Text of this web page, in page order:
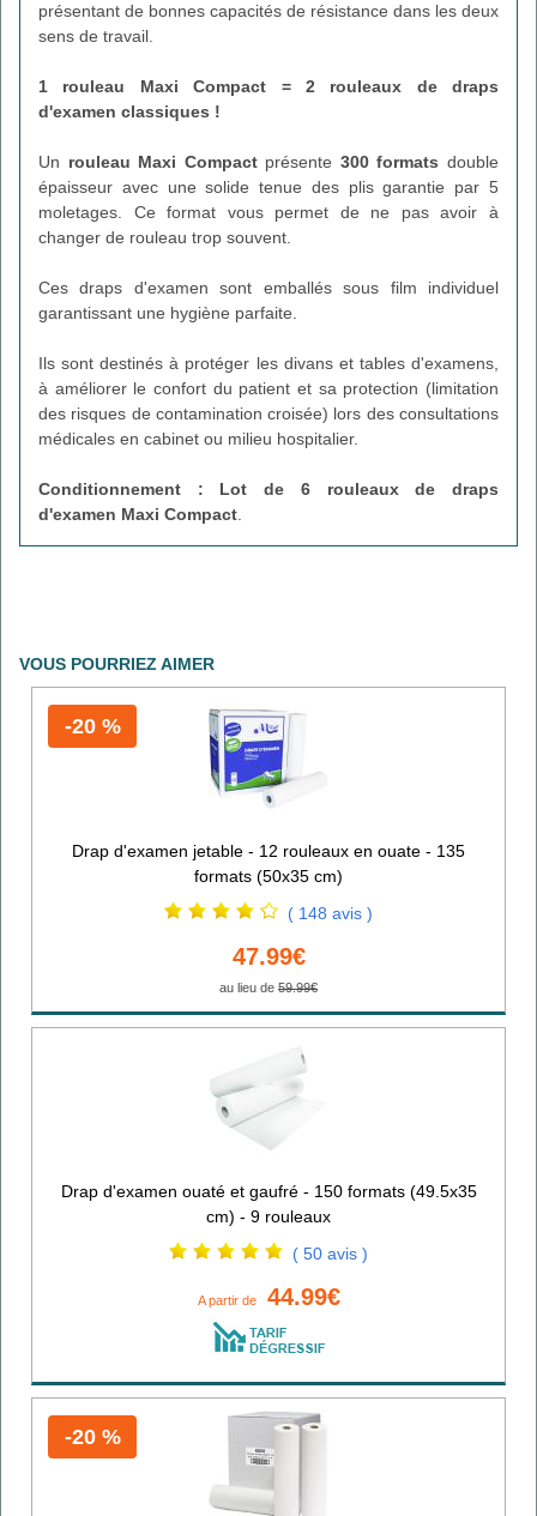
présentant de bonnes capacités de résistance dans les deux
sens de travail.
1 rouleau Maxi Compact = 2 rouleaux de draps
d'examen classiques !
Un rouleau Maxi Compactprésente 300 formats double
épaisseur avec une solide tenue des plis garantie par 5
moletages. Ce format vous permet de ne pas avoir à
changer de rouleau trop souvent.
Ces draps d'examen sont emballés sous film individuel
garantissant une hygiène parfaite.
Ils sont destinés à protéger les divans et tables d'examens,
à améliorer le confort du patient et sa protection (limitation
des risques de contamination croisée) lors des consultations
médicales en cabinet ou milieu hospitalier.
Conditionnement : Lot de 6
rouleaux de draps
d'examen Maxi Compact.
VOUS POURRIEZ AIMER
-20 %
Drap d'examen jetable - 12 rouleaux en ouate - 135
formats (50x35 cm)
( 148 avis )
47.99€
au lieu de 59.99€
Drap d'examen ouaté et gaufré - 150 formats (49.5x35
cm) - 9 rouleaux
( 50 avis )
A partir de 44.99€
-20 %